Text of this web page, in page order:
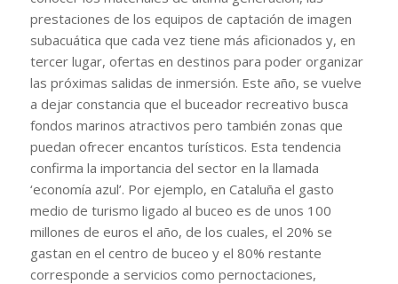
prestaciones de los equipos de captación de imagen
subacuática que cada vez tiene más aficionados y, en
tercer lugar, ofertas en destinos para poder organizar
las próximas salidas de inmersión. Este año, se vuelve
a dejar constancia que el buceador recreativo busca
fondos marinos atractivos pero también zonas que
puedan ofrecer encantos turísticos. Esta tendencia
confirma la importancia del sector en la llamada
‘economía azul’. Por ejemplo, en Cataluña el gasto
medio de turismo ligado al buceo es de unos 100
millones de euros el año, de los cuales, el 20% se
gastan en el centro de buceo y el 80% restante
corresponde a servicios como pernoctaciones,